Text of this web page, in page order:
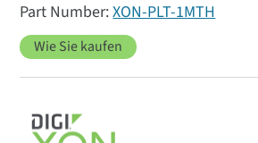
XON-PLT-1MTH
Wie Sie kaufen